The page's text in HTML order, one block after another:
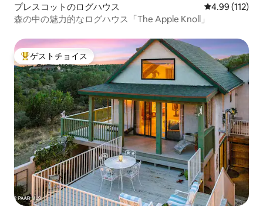
プレスコットのログハウス レビュー112
4.99 (112)
森の中の魅力的なログハウス「The Apple Knoll」
大好評のゲストチョイスです。
ゲストチョイス